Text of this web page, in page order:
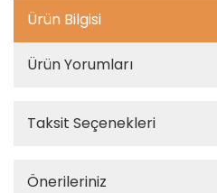
Ürün Bilgisi
Ürün Yorumları
Taksit Seçenekleri
Önerileriniz